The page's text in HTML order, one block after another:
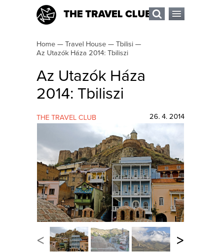
THE TRAVEL CLUB
Home — Travel House — Tbilisi —
Az Utazók Háza 2014: Tbiliszi
Az Utazók Háza
2014: Tbiliszi
THE TRAVEL CLUB 26. 4. 2014
< >